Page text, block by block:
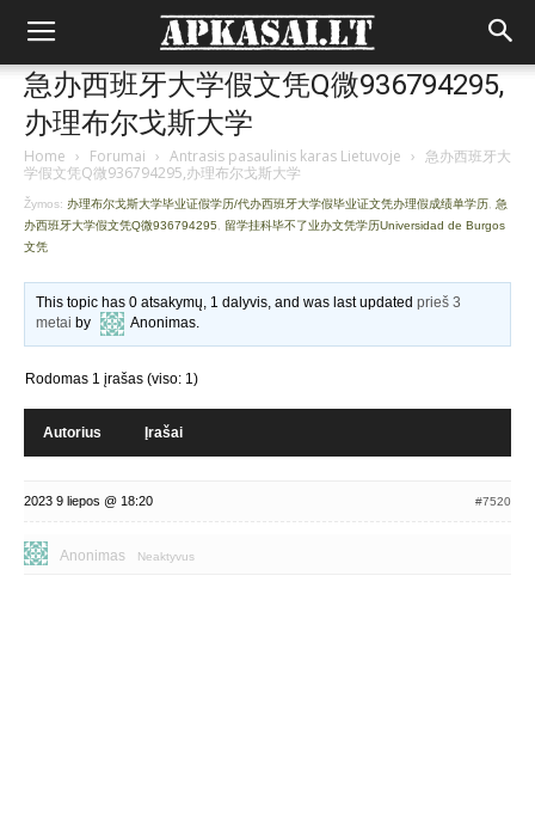
急办西班牙大学假文凭Q微936794295,
办理布尔戈斯大学
Home › Forumai › Antrasis pasaulinis karas Lietuvoje › 急办西班牙大
学假文凭Q微936794295,办理布尔戈斯大学
Žymos: 办理布尔戈斯大学毕业证假学历/代办西班牙大学假毕业证文凭办理假成绩单学历 急
办西班牙大学假文凭Q微936794295
留学挂科毕不了业办文凭学历Universidad de Burgos
文凭
This topic has 0 atsakymų, 1 dalyvis, and was last updatedprieš 3
metai by Anonimas.
Rodomas 1 įrašas (viso: 1)
Autorius Įrašai
2023 9 liepos @ 18:20 #7520
Anonimas Neaktyvus